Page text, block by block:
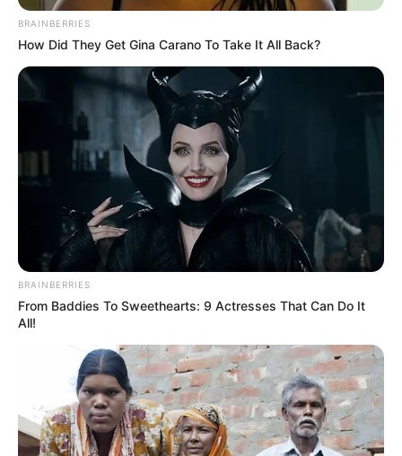
BRAINBERRIES
How Did They Get Gina Carano To Take It All Back?
BRAINBERRIES
From Baddies To Sweethearts: 9 Actresses That Can Do It
All!